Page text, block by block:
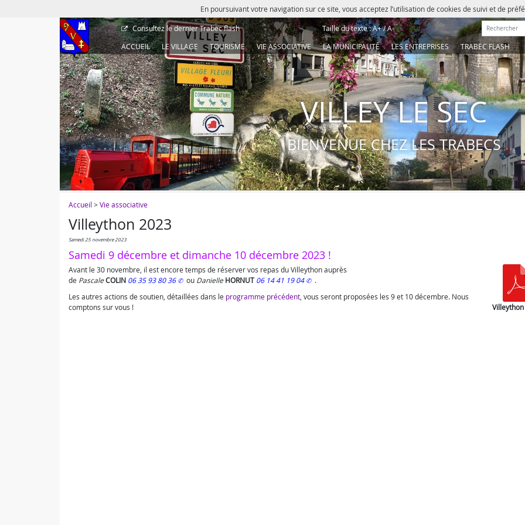
En poursuivant votre navigation sur ce site, vous acceptez l’utilisation de cookies de suivi et de
Consultez le dernierTrabec flash Taille du texte :A+/A- Rechercher :
ACCUEIL
LE VILLAGE TOURISME VIE ASSOCIATIVE LA MUNICIPALITÉ LES ENTREPRISES TRABEC FLASH
VILLEY LE SEC
BIENVENUE CHEZ LES TRABECS
Accueil >Vie associative
Villeython 2023
samedi 25 novembre 2023
Samedi 9 décembre et dimanche 10 décembre 2023 !
Avant le 30 novembre, il est encore temps de réserver vos repas du Villeython auprès
de PascaleCOLIN 06 35 93 80 36 ou Danielle HORNUT 06 14 41 19 04
.
Les autres actions de soutien, détaillées dans le programme précédent , vous seront proposées les 9 et 10 décembre. Nous
comptons sur vous !